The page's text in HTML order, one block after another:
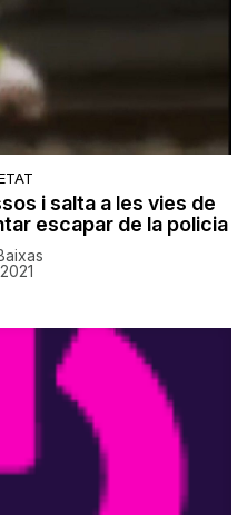
i salta a les vies de
escapar de la policia